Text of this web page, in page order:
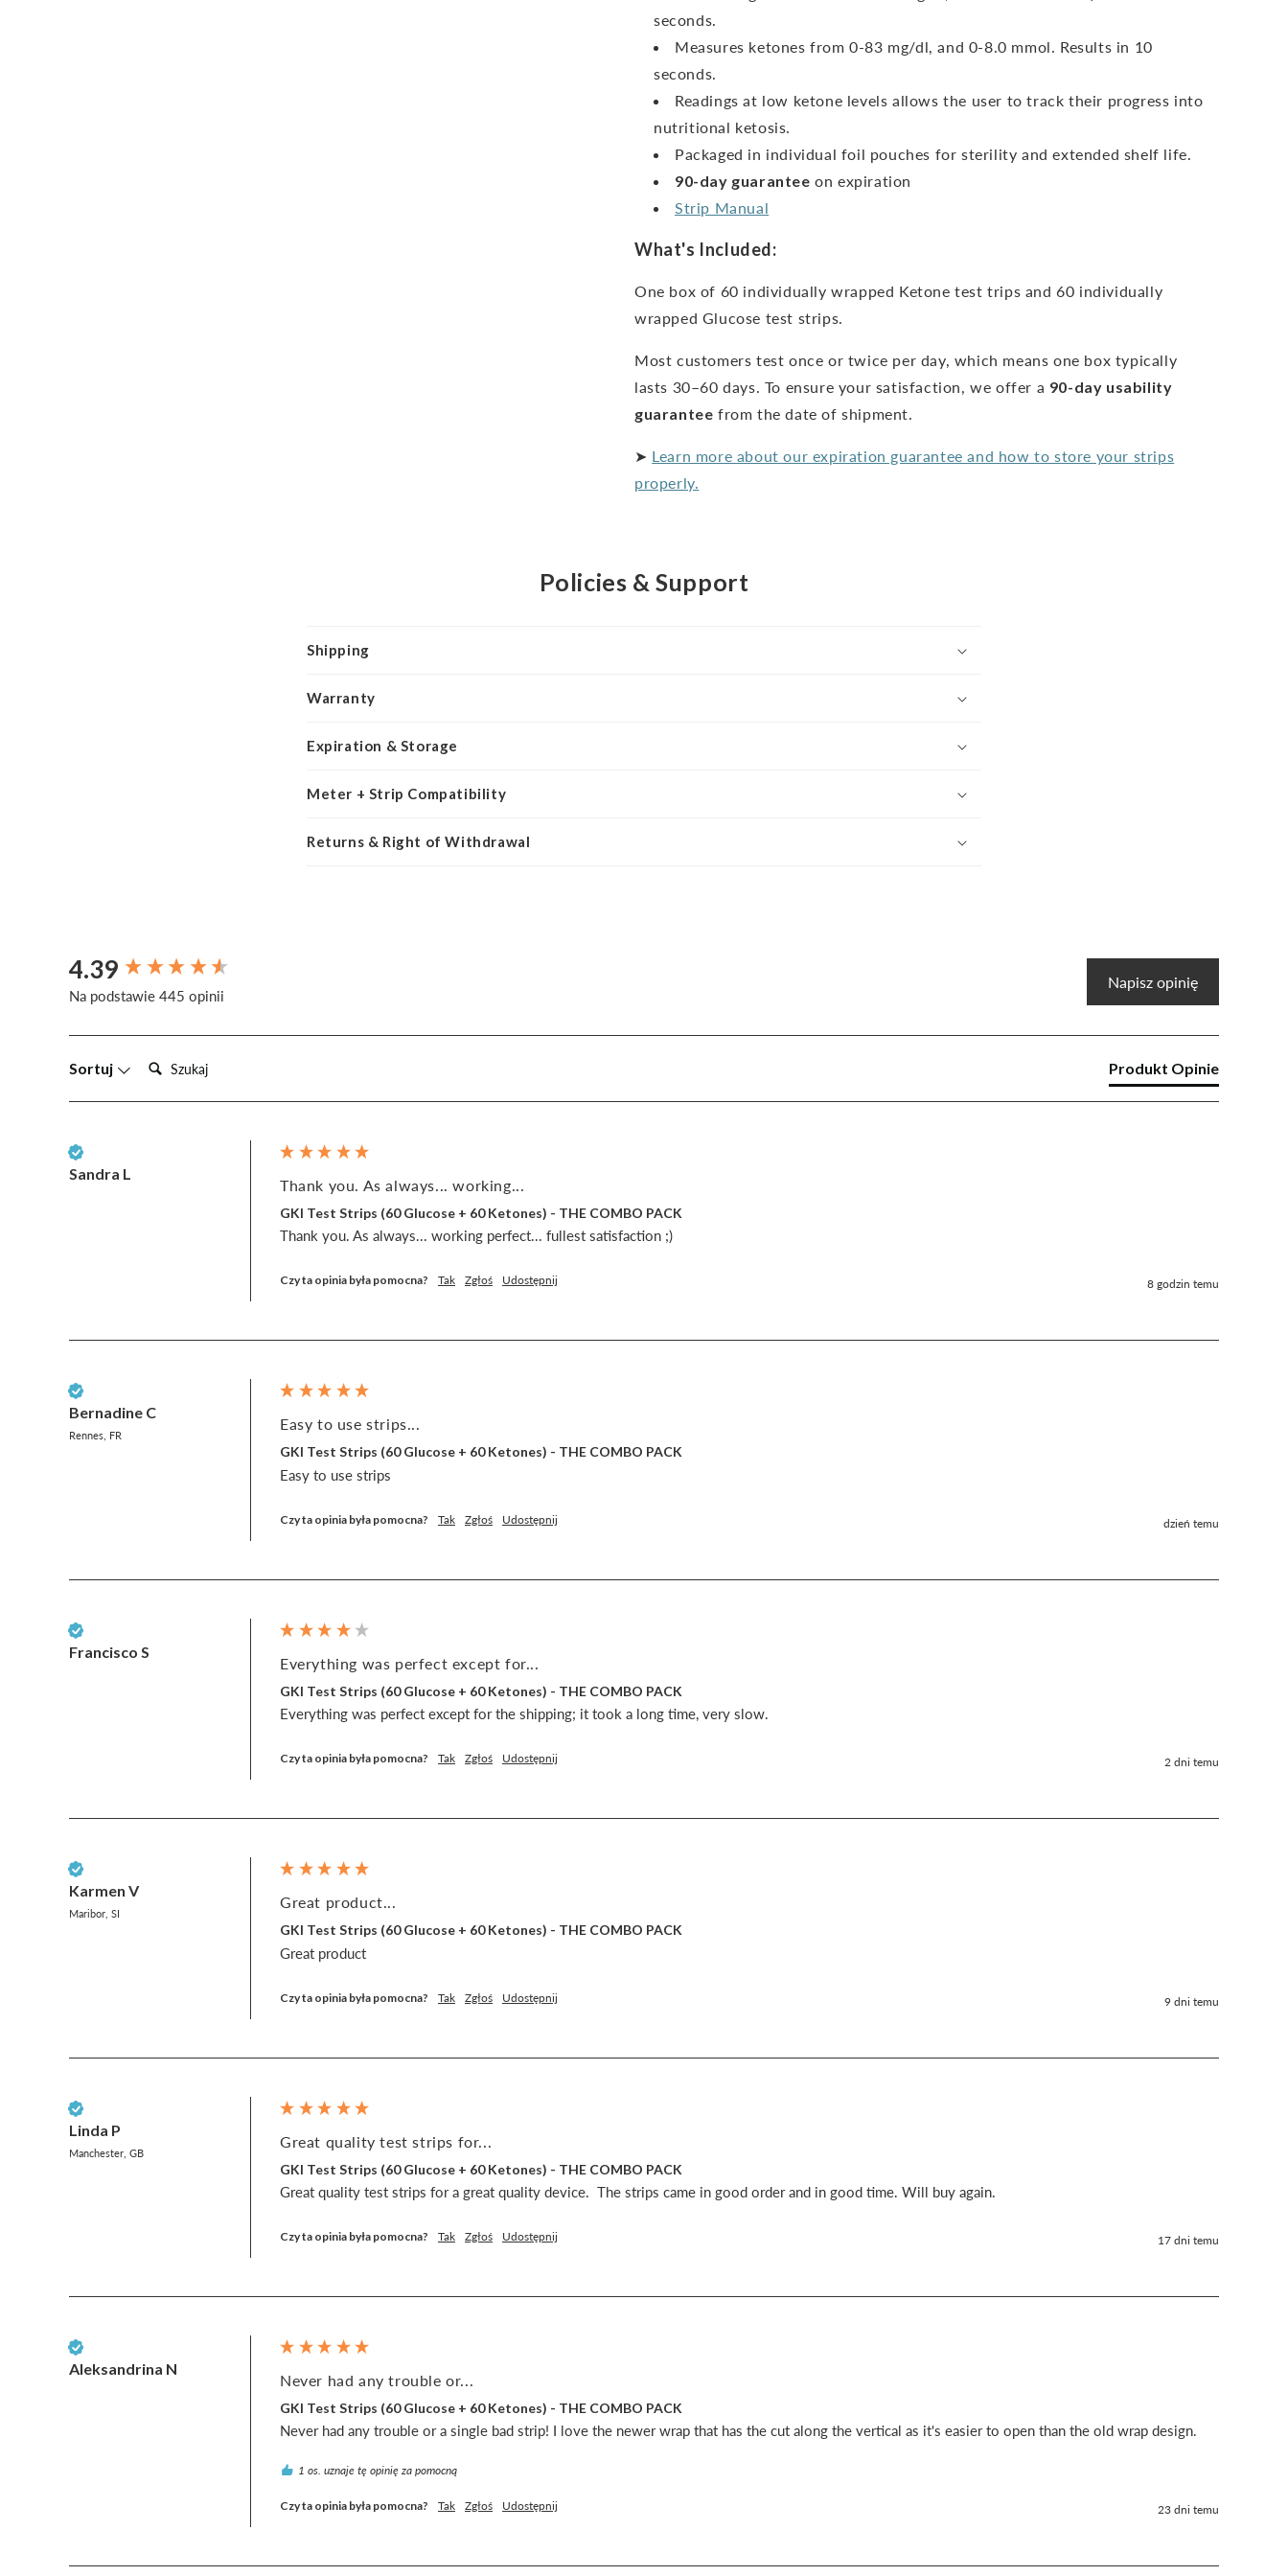
seconds.
Measures ketones from 0-83 mg/dl, and 0-8.0 mmol. Results in 10
seconds.
Readings at low ketone levels allows the user to track their progress into
nutritional ketosis.
Packaged in individual foil pouches for sterility and extended shelf life.
90-day guarantee on expiration
Strip Manual
What's Included:
One box of 60 individually wrapped Ketone test trips and 60 individually
wrapped Glucose test strips.
Most customers test once or twice per day, which means one box typically
lasts 30–60 days. To ensure your satisfaction, we offer a 90-day usability
guarantee from the date of shipment.
➤ Learn more about our expiration guarantee and how to store your strips
properly.
Policies & Support
Shipping
Warranty
Expiration & Storage
Meter + Strip Compatibility
Returns & Right of Withdrawal
4.39
Na podstawie 445 opinii
Napisz opinię
Sortuj Szukaj: Produkt Opinie
Sandra L
Thank you. As always... working...
GKI Test Strips (60 Glucose + 60 Ketones) - THE COMBO PACK
Thank you. As always... working perfect... fullest satisfaction ;)
Czy ta opinia była pomocna? Tak Zgłoś Udostępnij 8 godzin temu
Bernadine C
Rennes, FR
Easy to use strips...
GKI Test Strips (60 Glucose + 60 Ketones) - THE COMBO PACK
Easy to use strips
Czy ta opinia była pomocna? Tak Zgłoś Udostępnij dzień temu
Francisco S
Everything was perfect except for...
GKI Test Strips (60 Glucose + 60 Ketones) - THE COMBO PACK
Everything was perfect except for the shipping; it took a long time, very slow.
Czy ta opinia była pomocna? Tak Zgłoś Udostępnij 2 dni temu
Karmen V
Maribor, SI
Great product...
GKI Test Strips (60 Glucose + 60 Ketones) - THE COMBO PACK
Great product
Czy ta opinia była pomocna? Tak Zgłoś Udostępnij 9 dni temu
Linda P
Manchester, GB
Great quality test strips for...
GKI Test Strips (60 Glucose + 60 Ketones) - THE COMBO PACK
Great quality test strips for a great quality device.  The strips came in good order and in good time. Will buy again.
Czy ta opinia była pomocna? Tak Zgłoś Udostępnij 17 dni temu
Aleksandrina N
Never had any trouble or...
GKI Test Strips (60 Glucose + 60 Ketones) - THE COMBO PACK
Never had any trouble or a single bad strip! I love the newer wrap that has the cut along the vertical as it's easier to open than the old wrap design.
1 os. uznaje tę opinię za pomocną
Czy ta opinia była pomocna? Tak Zgłoś Udostępnij 23 dni temu
New content loaded